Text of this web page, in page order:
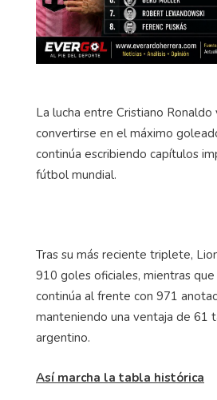
La lucha entre Cristiano
convertirse en el máximo
continúa escribiendo capítulos
fútbol mundial.
Tras su más reciente triplete,
910 goles oficiales, mientras
continúa al frente con 971
manteniendo una ventaja de 61
argentino.
Así marcha la tabla histórica